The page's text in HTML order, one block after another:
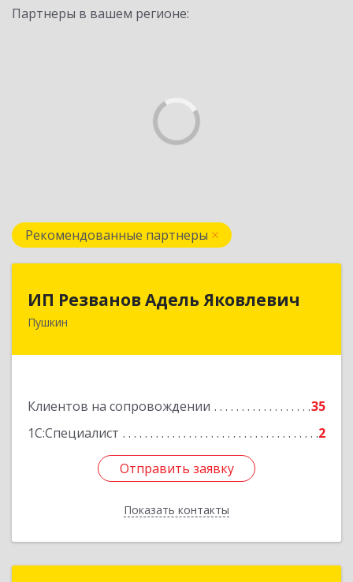
Партнеры в вашем регионе:
Рекомендованные партнеры
ИП Резванов Адель Яковлевич
Пушкин
Клиентов на сопровождении
35
1С:Специалист
2
Отправить заявку
Показать контакты
196602, Санкт-Петербург г, Пушкин г, Красной
Отправить заявку
Назад